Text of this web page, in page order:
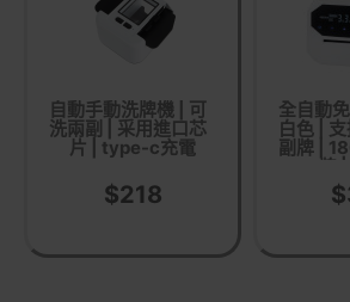
自動手動洗牌機 | 可
洗兩副 | 采用進口芯
片 | type-c充電
$218
全自動
白色 |
副牌 |
牌 |